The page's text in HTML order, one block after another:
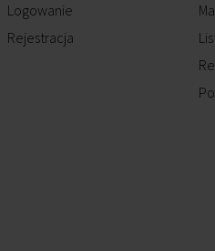
Logowanie
Rejestracja